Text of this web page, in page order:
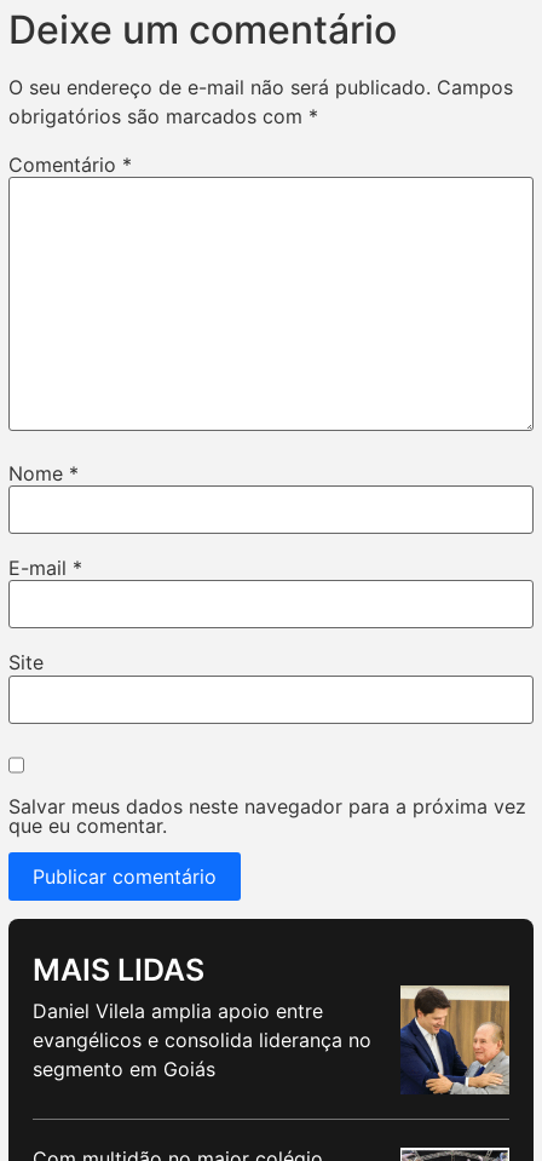
Deixe um comentário
O seu endereço de e-mail não será publicado. Campos
obrigatórios são marcados com *
Comentário *
Nome *
E-mail *
Site
Salvar meus dados neste navegador para a próxima vez
que eu comentar.
MAIS LIDAS
Daniel Vilela amplia apoio entre
evangélicos e consolida liderança no
segmento em Goiás